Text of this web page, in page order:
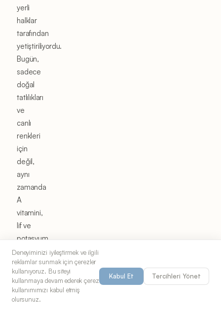
yerli
halklar
tarafından
yetiştiriliyordu.
Bugün,
sadece
doğal
tatlılıkları
ve
canlı
renkleri
için
değil,
aynı
zamanda
A
vitamini,
lif ve
potasyum
gibi
yüksek
seviyelerdeki
besin
değerleri
Deneyiminizi iyileştirmek ve ilgili
reklamlar sunmak için çerezler
kullanıyoruz. Bu siteyi
kullanmaya devam ederek çerez
kullanımımızı kabul etmiş
olursunuz.
Kabul Et Tercihleri Yönet